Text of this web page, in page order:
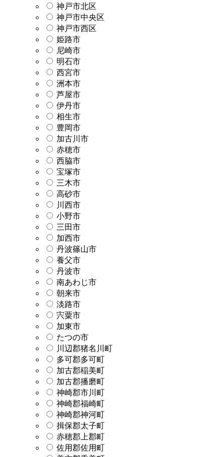
神戸市北区
神戸市中央区
神戸市西区
姫路市
尼崎市
明石市
西宮市
洲本市
芦屋市
伊丹市
相生市
豊岡市
加古川市
赤穂市
西脇市
宝塚市
三木市
高砂市
川西市
小野市
三田市
加西市
丹波篠山市
養父市
丹波市
南あわじ市
朝来市
淡路市
宍粟市
加東市
たつの市
川辺郡猪名川町
多可郡多可町
加古郡稲美町
加古郡播磨町
神崎郡市川町
神崎郡福崎町
神崎郡神河町
揖保郡太子町
赤穂郡上郡町
佐用郡佐用町